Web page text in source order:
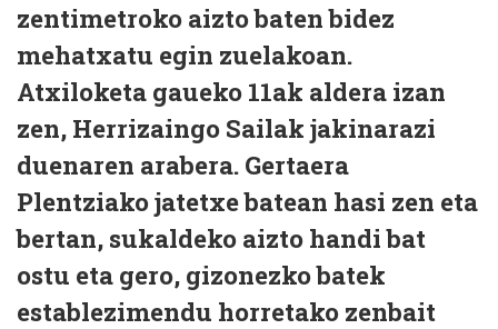
zentimetroko aizto baten bidez
mehatxatu egin zuelakoan.
Atxiloketa gaueko 11ak aldera izan
zen, Herrizaingo Sailak jakinarazi
duenaren arabera. Gertaera
Plentziako jatetxe batean hasi zen eta
bertan, sukaldeko aizto handi bat
ostu eta gero, gizonezko batek
establezimendu horretako zenbait